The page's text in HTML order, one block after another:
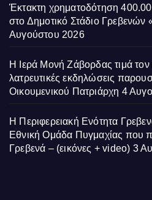
Έκτακτη χρηματοδότηση
στο Δημοτικό Στάδιο Γρεβενών
Αυγούστου 2026
Η Ιερά Μονή Ζάβορδας τιμά τον
λατρευτικές εκδηλώσεις
Οικουμενικού Πατριάρχη 4
Η Περιφερειακή Ενότητα
Εθνική Ομάδα Πυγμαχίας που
Γρεβενά – (εικόνες + video) 3